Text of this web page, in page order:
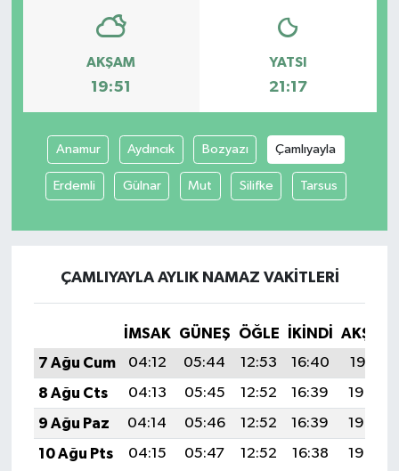
AKŞAM
19:51
YATSI
21:17
Anamur Aydıncık Bozyazı Çamlıyayla
Erdemli Gülnar Mut Silifke Tarsus
ÇAMLIYAYLA AYLIK NAMAZ VAKITLERI
İMSAK GÜNEŞ ÖĞLE İKINDI
AKŞAM
7 Ağu Cum
04:12 05:44 12:53 16:40
19:51
8 Ağu Cts
04:13 05:45 12:52 16:39
19:50
9 Ağu Paz
04:14 05:46 12:52 16:39
19:49
10 Ağu Pts
04:15 05:47 12:52 16:38 19:48